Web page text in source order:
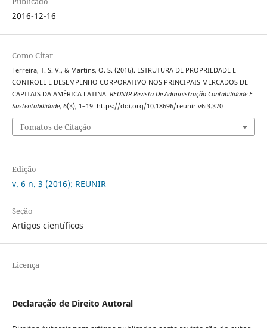
2016-12-16
Como Citar
Ferreira, T. S. V., & Martins, O. S. (2016). ESTRUTURA DE PROPRIEDADE E
CONTROLE E DESEMPENHO CORPORATIVO NOS PRINCIPAIS MERCADOS DE
CAPITAIS DA AMÉRICA LATINA. REUNIR Revista De Administração Contabilidade E
Sustentabilidade, 6(3), 1–19. https://doi.org/10.18696/reunir.v6i3.370
Fomatos de Citação
Edição
v. 6 n. 3 (2016): REUNIR
Seção
Artigos científicos
Licença
Declaração de Direito Autoral